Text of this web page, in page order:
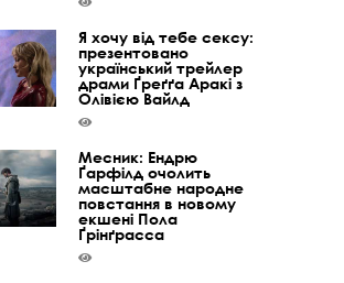
Я хочу від тебе сексу:
презентовано
український трейлер
драми Ґреґґа Аракі з
Олівією Вайлд
Месник: Ендрю
Ґарфілд очолить
масштабне народне
повстання в новому
екшені Пола
Ґрінґрасса